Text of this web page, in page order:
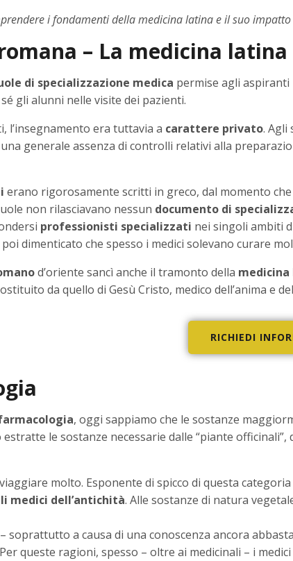
i fondamenti della medicina latina e il suo
– La medicina latina
di specializzazione medica permise agli aspiranti
gli alunni nelle visite dei pazienti.
l’insegnamento era tuttavia a carattere privato. Agli
generale assenza di controlli relativi alla
erano rigorosamente scritti in greco, dal momento
non rilasciavano nessun documento di
professionisti specializzati nei singoli ambiti
dimenticato che spesso i medici solevano curare
d’oriente sancì anche il tramonto della
da quello di Gesù Cristo, medico dell’anima e
RICHIEDI
, oggi sappiamo che le sostanze
le sostanze necessarie dalle “piante
molto. Esponente di spicco di questa
medici dell’antichità. Alle sostanze di natura
soprattutto a causa di una conoscenza ancora
queste ragioni, spesso – oltre ai medicinali – i